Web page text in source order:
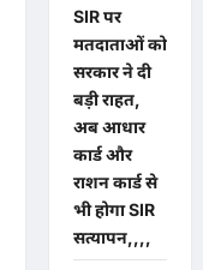
SIR पर
मतदाताओं को
सरकार ने दी
बड़ी राहत,
अब आधार
कार्ड और
राशन कार्ड से
भी होगा SIR
सत्यापन,,,,